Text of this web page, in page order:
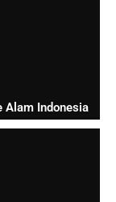
Alam Indonesia